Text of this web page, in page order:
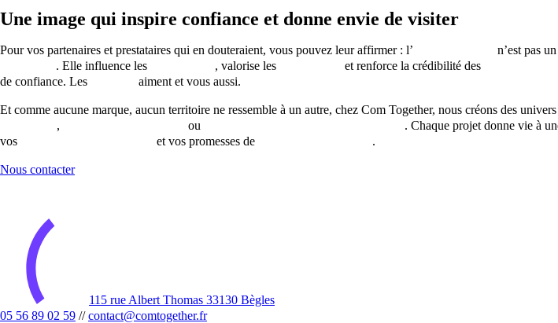
Une image qui inspire confiance et donne envie de visiter
Pour vos partenaires et prestataires qui en douteraient, vous pouvez leur affirmer : l’ n’est pas
. Elle influence les , valorise les et renforce la crédibilité des
de confiance. Les
aiment et vous aussi.
Et comme aucune marque, aucun territoire ne ressemble à un autre, chez Com Together, nous créons des
, ou . Chaque projet donne vie à
vos
et vos promesses de .
Nous contacter
115 rue Albert Thomas 33130 Bègles
05 56 89 02 59 // contact@comtogether.fr